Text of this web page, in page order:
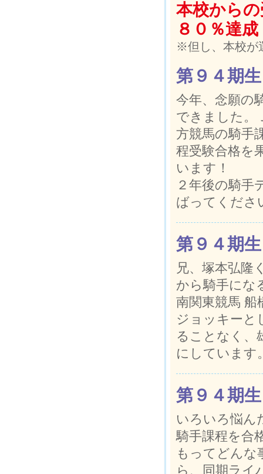
本校から
８０％達成
※但し、本校が
第９４期生
今年、念願の
できました。
方競馬の騎手
程受験合格を
います！
２年後の騎手
ばってくださ
第９４期生
兄、塚本弘隆
から騎手にな
南関東競馬 船
ジョッキーと
ることなく、
にしています
第９４期生
いろいろ悩ん
騎手課程を合
もってどんな
ら、同期ライ